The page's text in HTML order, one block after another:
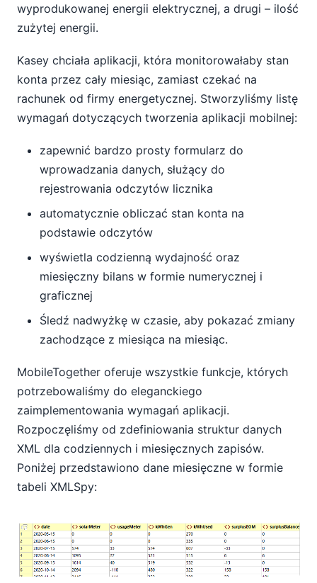
wyprodukowanej energii elektrycznej, a drugi – ilość
zużytej energii.
Kasey chciała aplikacji, która monitorowałaby stan
konta przez cały miesiąc, zamiast czekać na
rachunek od firmy energetycznej. Stworzyliśmy listę
wymagań dotyczących tworzenia aplikacji mobilnej:
zapewnić bardzo prosty formularz do
wprowadzania danych, służący do
rejestrowania odczytów licznika
automatycznie obliczać stan konta na
podstawie odczytów
wyświetla codzienną wydajność oraz
miesięczny bilans w formie numerycznej i
graficznej
Śledź nadwyżkę w czasie, aby pokazać zmiany
zachodzące z miesiąca na miesiąc.
MobileTogether oferuje wszystkie funkcje, których
potrzebowaliśmy do eleganckiego
zaimplementowania wymagań aplikacji.
Rozpoczęliśmy od zdefiniowania struktur danych
XML dla codziennych i miesięcznych zapisów.
Poniżej przedstawiono dane miesięczne w formie
tabeli XMLSpy: